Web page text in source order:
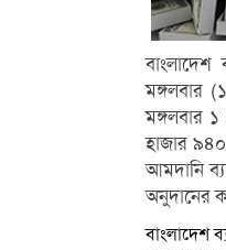
মঙ্গলবার
মঙ্গলবার
হাজার
আমদানি
অনুদানের
বাংলাদেশ